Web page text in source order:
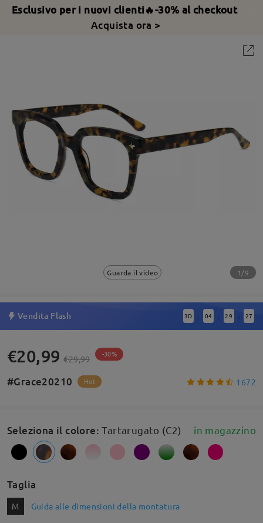
Esclusivo per i nuovi clienti🔥-30% al checkout
Acquista ora >
Guarda il video 1/9
Vendita Flash 3D : 04 : 29 : 26
€20,99 €29,99 -30%
#Grace20210 Hot 1672
Seleziona il colore:Tartarugato (C2) in magazzino
Taglia
M Guida alle dimensioni della montatura